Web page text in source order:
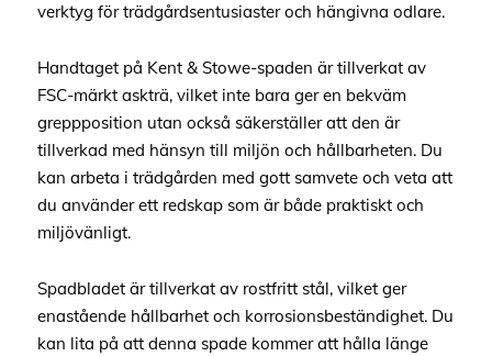
verktyg för trädgårdsentusiaster och hängivna odlare.
Handtaget på Kent & Stowe-spaden är tillverkat av
FSC-märkt askträ, vilket inte bara ger en bekväm
greppposition utan också säkerställer att den är
tillverkad med hänsyn till miljön och hållbarheten. Du
kan arbeta i trädgården med gott samvete och veta att
du använder ett redskap som är både praktiskt och
miljövänligt.
Spadbladet är tillverkat av rostfritt stål, vilket ger
enastående hållbarhet och korrosionsbeständighet. Du
kan lita på att denna spade kommer att hålla länge